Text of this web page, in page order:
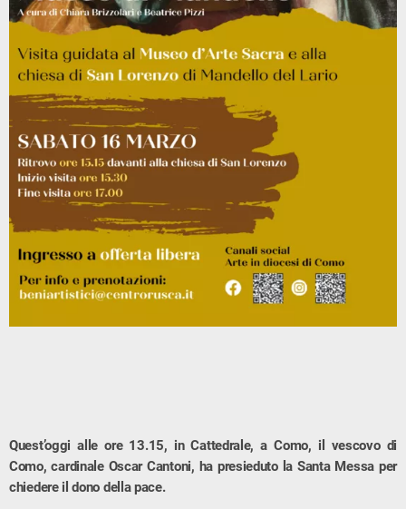
Quest’oggi alle ore 13.15, in Cattedrale, a Como, il vescovo di
Como, cardinale Oscar Cantoni, ha presieduto la Santa Messa per
chiedere il dono della pace.